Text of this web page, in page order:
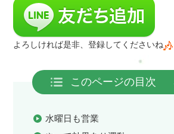
よろしければ是非、登録してくださいね
このページの目次
水曜日も営業